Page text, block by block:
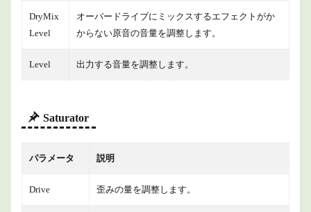
DryMix
Level
オーバードライブにミックスするエフェクトがか
からない原音の音量を調整します。
Level 出力する音量を調整します。
Saturator
パラメータ 説明
Drive 歪みの量を調整します。